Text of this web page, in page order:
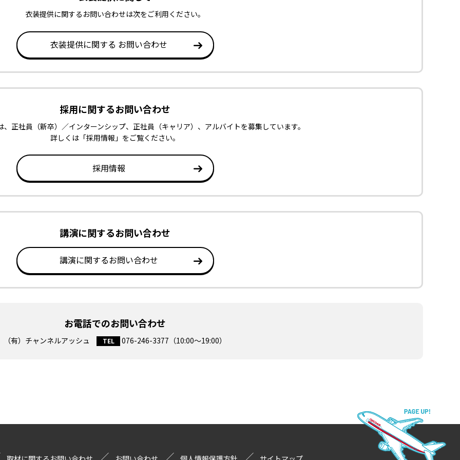
衣装提供に関するお問い合わせは次をご利用ください。
衣装提供に関する お問い合わせ
採用に関するお問い合わせ
正社員（新卒）／インターンシップ、正社員（キャリア）、アルバイトを募集しています。
詳しくは「採用情報」をご覧ください。
採用情報
講演に関するお問い合わせ
講演に関するお問い合わせ
お電話でのお問い合わせ
（有）チャンネルアッシュ TEL 076-246-3377 （10:00～19:00）